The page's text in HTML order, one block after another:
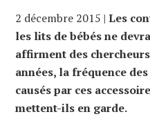
2 décembre 2015 | Les
les lits de bébés ne
affirment des
années, la fréquence
causés par ces
mettent-ils en garde.